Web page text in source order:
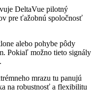
DeltaVue pilotný
pre ťažobnú spoločnosť
alebo pohybe pôdy
Pokiaľ možno tieto signály
mrazu tu panujú
na robustnosť a flexibilitu